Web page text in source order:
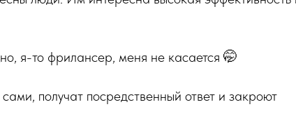
я-то фрилансер, меня не касается 🤭
получат посредственный ответ и закроют